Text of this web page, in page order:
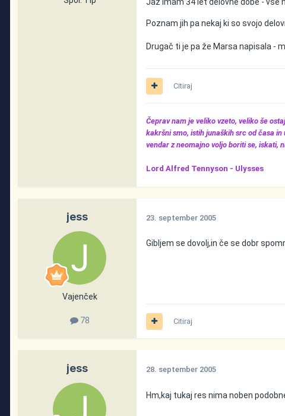
Poznam jih pa nekaj ki so svojo
Drugač ti je pa že Marsa napisala -
Citiraj
Čeprav nam je veliko vzeto, veliko še
kakršni smo, istih junaških src od časa in
vendar z neomajno voljo boriti se, iskati,
Lord Alfred Tennyson - Ulysses
jess
Vajenček
78
23. september 2005
Gibljem se dovolj,in če se dobr
Citiraj
jess 28. september 2005
Hm,kaj tukaj res nima noben